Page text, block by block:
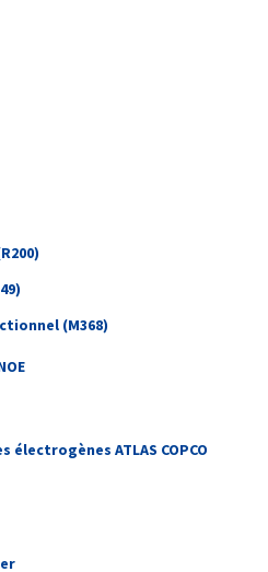
(M368)
ATLAS COPCO